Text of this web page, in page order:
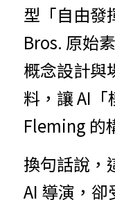
型「自由發
Bros. 原始
概念設計與
料，讓 AI
Fleming 的
換句話說，
AI 導演，